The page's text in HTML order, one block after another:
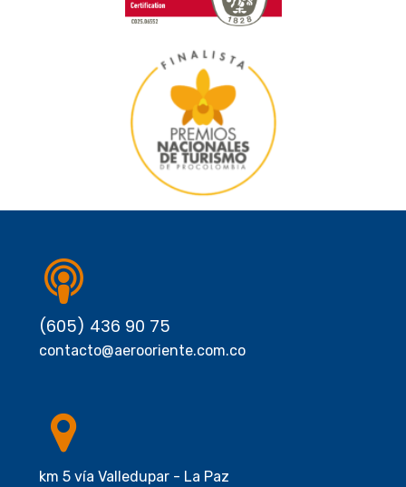
(605) 436 90 75
contacto@aerooriente.com.co
km 5 vía Valledupar - La Paz